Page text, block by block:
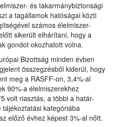
és takarmánybiztonsági
a tagállamok hatóságai közti
számos élelmiszer-
sikerült elhárítani, hogy a
gondot okozhatott volna.
Bizottság minden évben
összegzésből kiderül, hogy
meg a RASFF-on, 3,4%-al
90%-a élelmiszerekhez
volt riasztás, a többi a határ-
kategóriába
előző évhez képest 3%-al nőtt.